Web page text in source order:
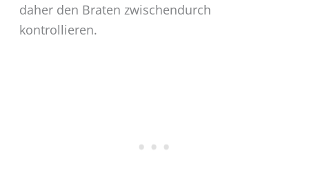
daher den Braten zwischendurch
kontrollieren.